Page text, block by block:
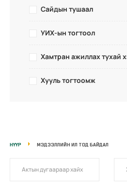
Сайдын тушаал
УИХ-ын тогтоол
Хамтран ажиллах тухай
Хууль тогтоомж
НҮҮР МЭДЭЭЛЛИЙН ИЛ ТОД БАЙДАЛ